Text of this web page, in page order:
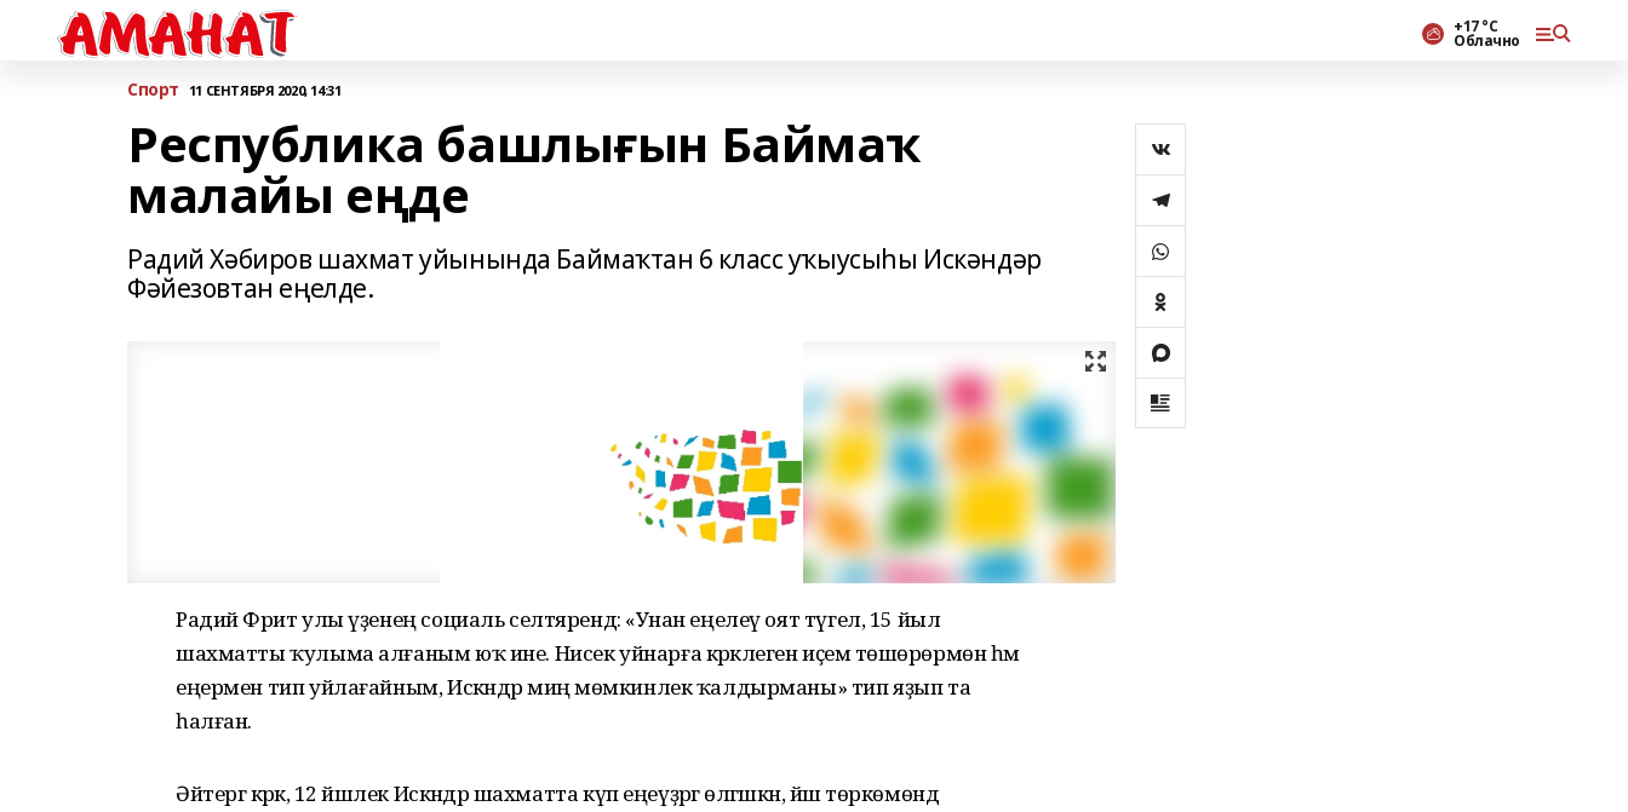
+17 °С
Облачно
Спорт 11 СЕНТЯБРЯ 2020, 14:31
Республика башлығын Баймаҡ
малайы еңде
Радий Хәбиров шахмат уйынында Баймаҡтан 6 класс уҡыусыһы Искәндәр
Фәйезовтан еңелде.
Радий Фәрит улы үҙенең социаль селтярендә: «Унан еңелеү оят түгел, 15 йыл
шахматты ҡулыма алғаным юҡ ине. Нисек уйнарға кәрәклеген иҫемә төшөрөрмөн һәм
еңермен тип уйлағайным, Искәндәр миңә мөмкинлек ҡалдырманы» тип яҙып та
һалған.
Әйтергә кәрәк, 12 йәшлек Искәндәр шахматта күп еңеүҙәргә өлгәшкән, йәш төркөмөндә